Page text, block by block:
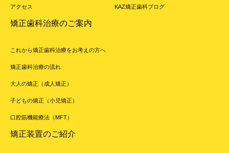
アクセス KAZ矯正歯科ブログ
矯正歯科治療のご案内
これから矯正歯科治療をお考えの方へ
矯正歯科治療の流れ
大人の矯正（成人矯正）
子どもの矯正（小児矯正）
口腔筋機能療法（MFT）
矯正装置のご紹介